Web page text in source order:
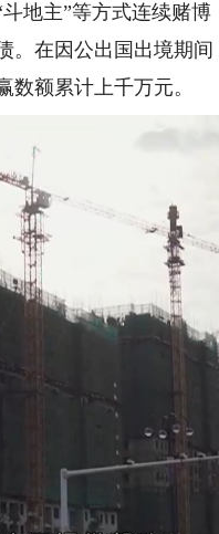
地主”等方式连续赌
。在因公出国出境期
额累计上千万元。